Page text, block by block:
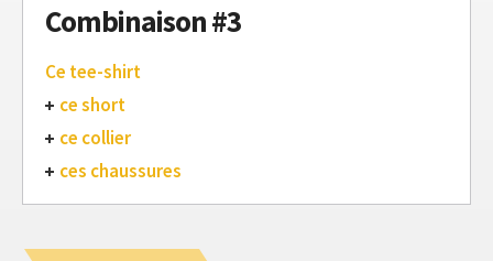
Combinaison #3
Ce tee-shirt
ce short
ce collier
ces chaussures